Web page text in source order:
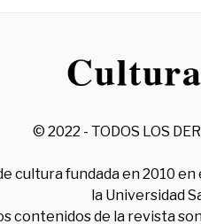
© 2022 - TODOS LOS
cultura fundada en 2010
la Universidad
contenidos de la revista